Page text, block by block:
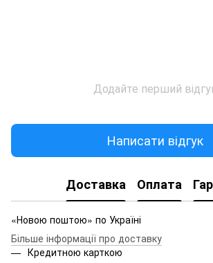
Додайте перший
Написати відгук
Доставка Оплата
«Новою поштою» по Україні
Більше інформації про доставку
Кредитною карткою